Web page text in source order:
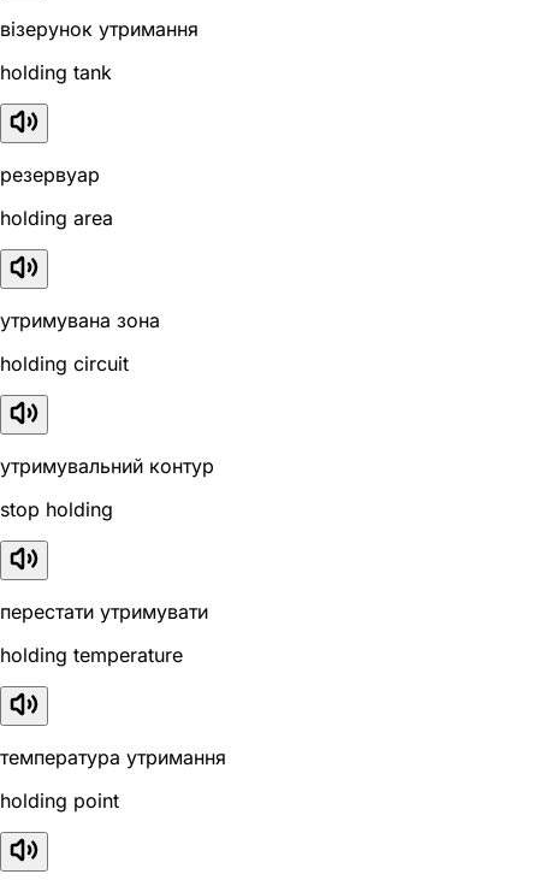
візерунок утримання
holding tank
резервуар
holding area
утримувана зона
holding circuit
утримувальний контур
stop holding
перестати утримувати
holding temperature
температура утримання
holding point